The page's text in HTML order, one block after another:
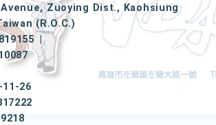
Zuoying Dist., Kaohsiung
(R.O.C.)
|
11-26